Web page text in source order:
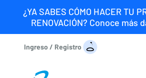
¿YA SABES CÓMO HACER TU
RENOVACIÓN? Conoce más
Ingreso / Registro